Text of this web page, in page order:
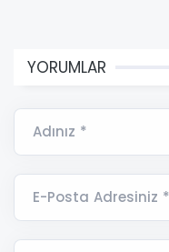
YORUMLAR
Adınız *
E-Posta Adresiniz *